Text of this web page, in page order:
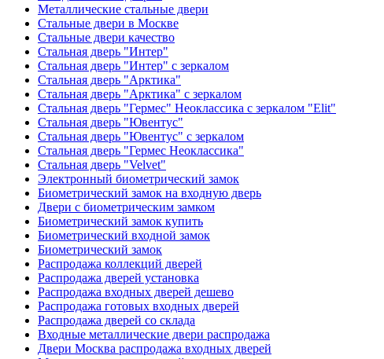
Металлические стальные двери
Стальные двери в Москве
Стальные двери качество
Стальная дверь "Интер"
Стальная дверь "Интер" с зеркалом
Стальная дверь "Арктика"
Стальная дверь "Арктика" с зеркалом
Стальная дверь "Гермес" Неоклассика с зеркалом "Elit"
Стальная дверь "Ювентус"
Стальная дверь "Ювентус" с зеркалом
Стальная дверь "Гермес Неоклассика"
Стальная дверь "Velvet"
Электронный биометрический замок
Биометрический замок на входную дверь
Двери с биометрическим замком
Биометрический замок купить
Биометрический входной замок
Биометрический замок
Распродажа коллекций дверей
Распродажа дверей установка
Распродажа входных дверей дешево
Распродажа готовых входных дверей
Распродажа дверей со склада
Входные металлические двери распродажа
Двери Москва распродажа входных дверей